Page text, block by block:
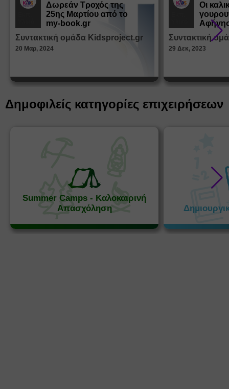
Δωρεάν Tροχός της
25ης Μαρτίου από το
my-book.gr
Συντακτική ομάδα Kidsproject.gr
20 Μαρ, 2024
Οι
από τα
Συντακτική
29 Δεκ, 2023
Δημοφιλείς κατηγορίες επιχειρήσεων
Summer Camps - Καλοκαιρινή
Απασχόληση